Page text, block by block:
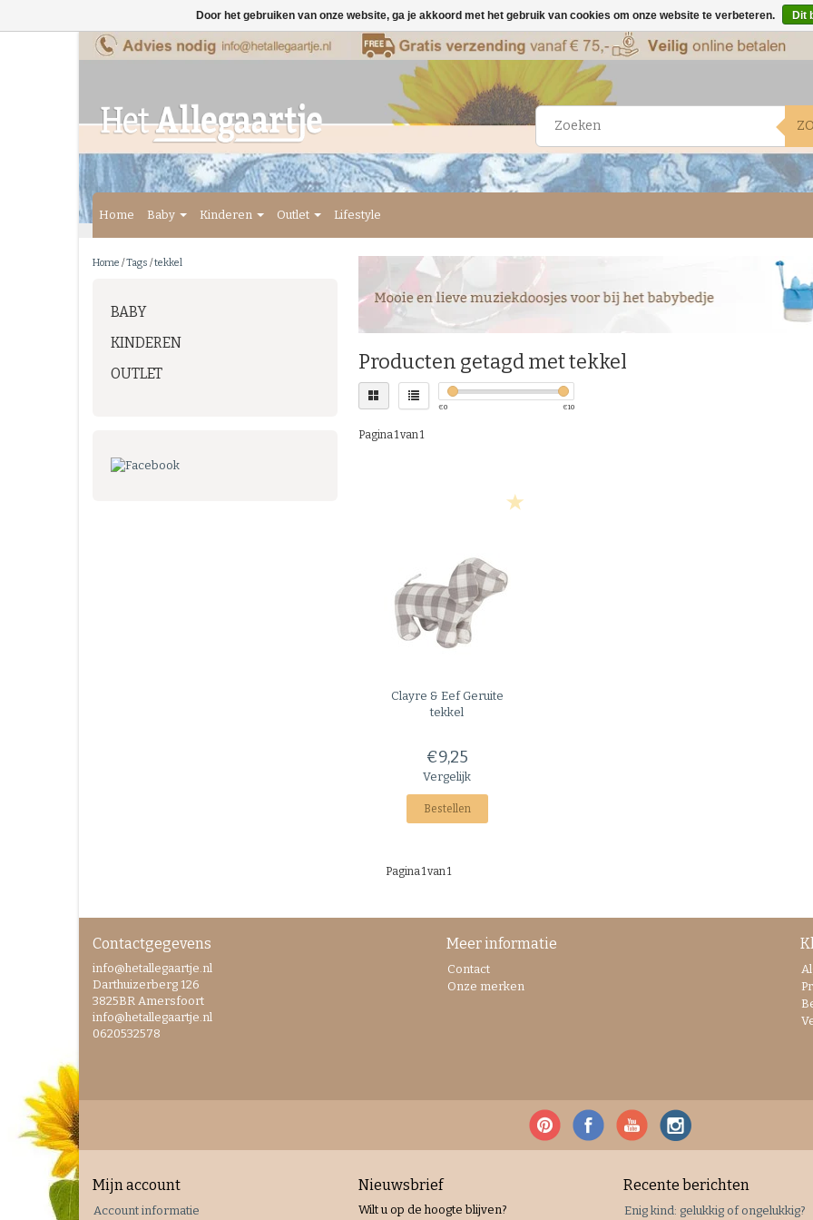
Home Baby Kinderen Outlet Lifestyle
Home /Tags /tekkel
BABY
KINDEREN
OUTLET
Producten getagd met tekkel
€0 €10
Pagina 1 van 1
Clayre & EefGeruite
tekkel
€9,25
Vergelijk
Bestellen
Pagina 1 van 1
Contactgegevens
info@hetallegaartje.nl
Darthuizerberg 126
3825BR Amersfoort
info@hetallegaartje.nl
0620532578
Meer informatie
Contact
Onze merken
Mijn account
Account informatie
Nieuwsbrief
Wilt u op de hoogte blijven?
Recente berichten
Enig kind: gelukkig of ongelukkig?
Door het gebruiken van onze website, ga je akkoord met het gebruik van cookies om onze website te verbeteren. Dit